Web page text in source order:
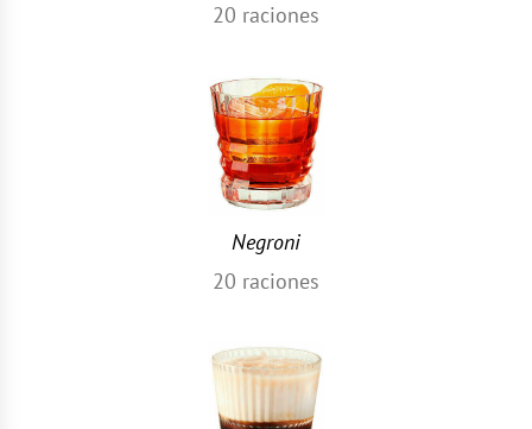
20 raciones
Negroni
20 raciones